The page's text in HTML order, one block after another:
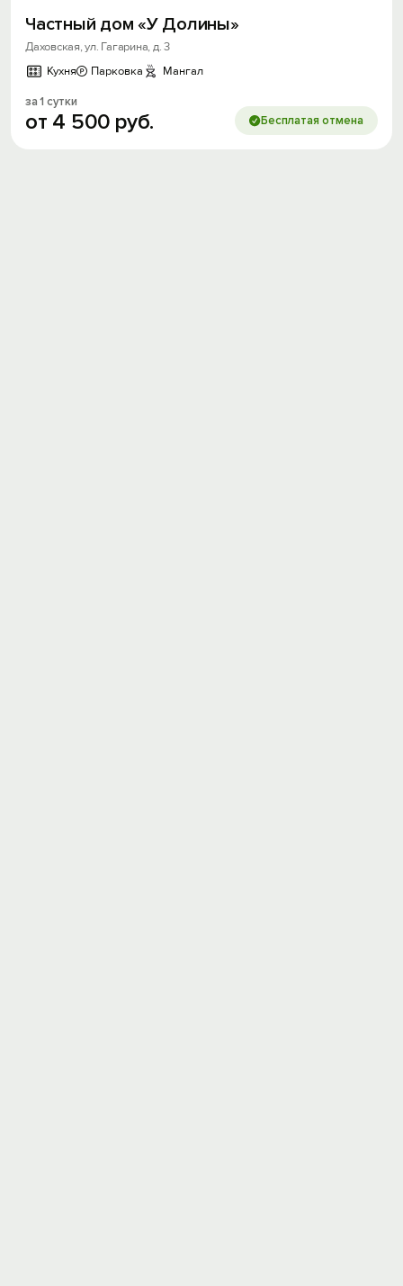
Частный дом «У Долины»
Даховская, ул. Гагарина, д. 3
Кухня
Парковка Мангал
за 1 сутки
от 4 500 руб. Бесплатая отмена